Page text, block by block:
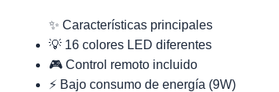
✨ Características principales
💡 16 colores LED diferentes
🎮 Control remoto incluido
⚡ Bajo consumo de energía (9W)